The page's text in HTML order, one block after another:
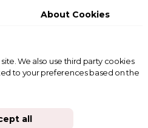
copy of
W
printed t-
copy of
shirt -
About Cookies
We also use third party cookies
to your preferences based on the
all